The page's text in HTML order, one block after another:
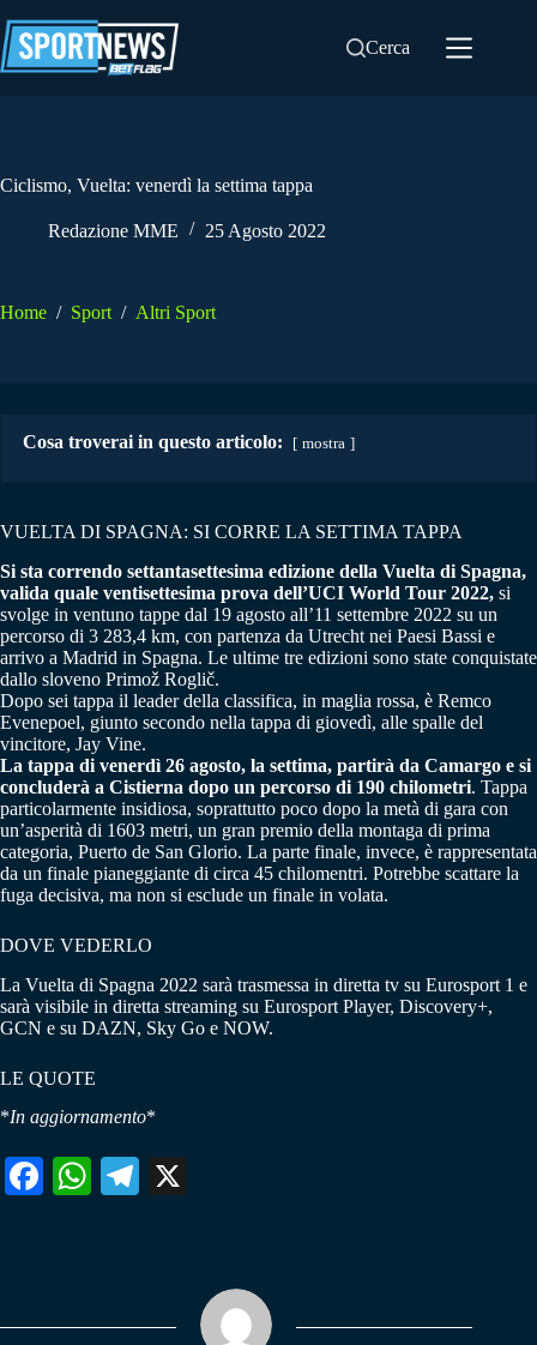
al
contenuto
Cerca
Ciclismo, Vuelta: venerdì la settima tappa
Redazione MME 25 Agosto 2022
Home / Sport / Altri Sport
Cosa troverai in questo articolo: mostra
VUELTA DI SPAGNA: SI CORRE LA SETTIMA TAPPA
Si sta correndo settantasettesima edizione della Vuelta di Spagna,
valida quale ventisettesima prova dell’UCI World Tour 2022, si
svolge in ventuno tappe dal 19 agosto all’11 settembre 2022 su un
percorso di 3 283,4 km, con partenza da Utrecht nei Paesi Bassi e
arrivo a Madrid in Spagna. Le ultime tre edizioni sono state conquistate
dallo sloveno Primož Roglič.
Dopo sei tappa il leader della classifica, in maglia rossa, è Remco
Evenepoel, giunto secondo nella tappa di giovedì, alle spalle del
vincitore, Jay Vine.
La tappa di venerdì 26 agosto, la settima, partirà da Camargo e si
concluderà a Cistierna dopo un percorso di 190 chilometri. Tappa
particolarmente insidiosa, soprattutto poco dopo la metà di gara con
un’asperità di 1603 metri, un gran premio della montaga di prima
categoria, Puerto de San Glorio. La parte finale, invece, è rappresentata
da un finale pianeggiante di circa 45 chilomentri. Potrebbe scattare la
fuga decisiva, ma non si esclude un finale in volata.
DOVE VEDERLO
La Vuelta di Spagna 2022 sarà trasmessa in diretta tv su Eurosport 1 e
sarà visibile in diretta streaming su Eurosport Player, Discovery+,
GCN e su DAZN, Sky Go e NOW.
LE QUOTE
*In aggiornamento*
Fa W
pp
Te
m